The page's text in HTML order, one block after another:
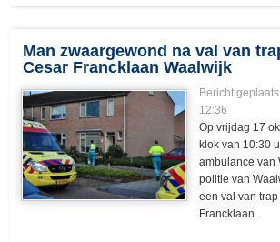
Man zwaargewond na val van
Cesar Francklaan Waalwijk
Bericht
12:36
Op vrijdag 17
klok van 10:30
ambulance van
politie van
een val van
Francklaan.